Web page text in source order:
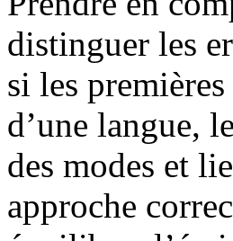
distinguer les
si les
d’une langue,
des modes et
approche